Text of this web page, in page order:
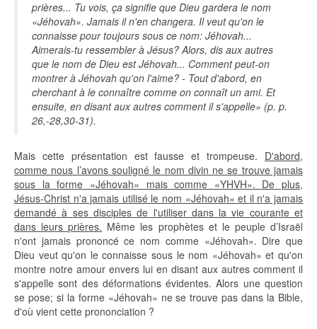
prières... Tu vois, ça signifie que Dieu gardera le nom
«Jéhovah». Jamais il n'en changera. Il veut qu'on le
connaisse pour toujours sous ce nom: Jéhovah...
Aimerais-tu ressembler à Jésus? Alors, dis aux autres
que le nom de Dieu est Jéhovah... Comment peut-on
montrer à Jéhovah qu'on l'aime? - Tout d'abord, en
cherchant à le connaître comme on connaît un ami. Et
ensuite, en disant aux autres comment il s'appelle» (p. p.
26,-28,30-31).
Mais cette présentation est fausse et trompeuse. D'abord,
comme nous l’avons souligné le nom divin ne se trouve jamais
sous la forme «Jéhovah» mais comme «YHVH». De plus,
Jésus-Christ n'a jamais utilisé le nom «Jéhovah» et il n'a jamais
demandé à ses disciples de l'utiliser dans la vie courante et
dans leurs prières. Même les prophètes et le peuple d’Israël
n'ont jamais prononcé ce nom comme «Jéhovah». Dire que
Dieu veut qu'on le connaisse sous le nom «Jéhovah» et qu'on
montre notre amour envers lui en disant aux autres comment il
s'appelle sont des déformations évidentes. Alors une question
se pose; si la forme «Jéhovah» ne se trouve pas dans la Bible,
d'où vient cette prononciation ?